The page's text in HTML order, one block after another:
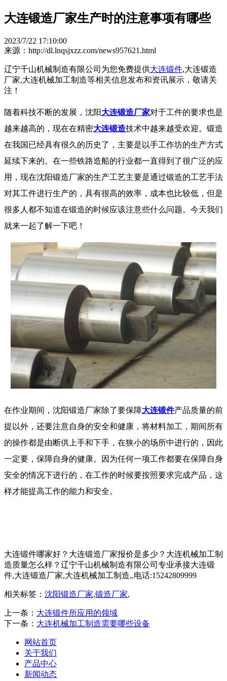
大连锻造厂家生产时的注意事项有哪些
2023/7/22 17:10:00
来源：http://dl.lnqsjxzz.com/news957621.html
辽宁千山机械制造有限公司为您免费提供大连锻件,大连锻造
厂家,大连机械加工制造等相关信息发布和资讯展示，敬请关
注！
随着科技不断的发展，沈阳大连锻造厂家对于工件的要求也是
越来越高的，现在在精密大连锻造技术中越来越受欢迎。锻造
在我国已经具有很久的历史了，主要是以手工作坊的生产方式
延续下来的。在一些铁路造船的行业都一直得到了很广泛的应
用，现在沈阳锻造厂家的生产工艺主要是通过锻造的工艺手法
对其工件进行生产的，具有很高的效率，成本也比较低，但是
很多人都不知道在锻造的时候应该注意些什么问题。今天我们
就来一起了解一下吧！
在作业期间，沈阳锻造厂家除了要保障大连锻件产品质量的前
提以外，还要注意自身的安全和健康，将材料加工，期间所有
的操作都是由断供上手和下手，在狭小的场所中进行的，因此
一定要，保障自身的健康。因为任何一项工作都要在保障自身
安全的情况下进行的，在工作的时候要按照要求完成产品，这
样才能提高工作的能力和安全。
大连锻件哪家好？大连锻造厂家报价是多少？大连机械加工制
造质量怎么样？辽宁千山机械制造有限公司专业承接大连锻
件,大连锻造厂家,大连机械加工制造,,电话:15242809999
相关标签： 沈阳锻造厂家,锻造厂家,
上一条： 大连锻件所应用的领域
下一条： 大连机械加工制造需要哪些设备
网站首页
关于我们
产品中心
新闻动态